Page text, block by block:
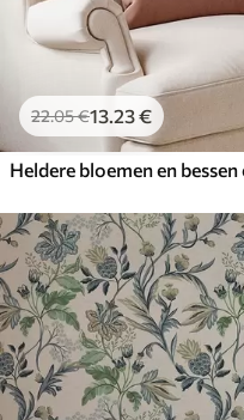
22.05€13.23€